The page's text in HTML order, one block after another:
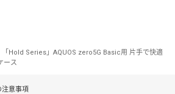
「Hold Series」AQUOS zero5G Basic用 片手で快適
ース
注意事項